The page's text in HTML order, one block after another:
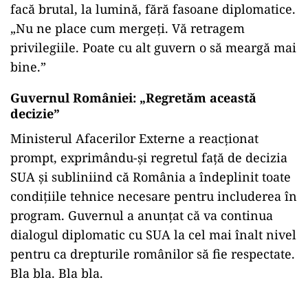
facă brutal, la lumină, fără fasoane diplomatice.
„Nu ne place cum mergeți. Vă retragem
privilegiile. Poate cu alt guvern o să meargă mai
bine.”
Guvernul României: „Regretăm această
decizie”
Ministerul Afacerilor Externe a reacționat
prompt, exprimându-și regretul față de decizia
SUA și subliniind că România a îndeplinit toate
condițiile tehnice necesare pentru includerea în
program. Guvernul a anunțat că va continua
dialogul diplomatic cu SUA la cel mai înalt nivel
pentru ca drepturile românilor să fie respectate.
Bla bla. Bla bla.